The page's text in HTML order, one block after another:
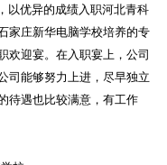
以优异的成绩入职河北青科
家庄新华电脑学校培养的专
欢迎宴。在入职宴上，公司
司能够努力上进，尽早独立
待遇也比较满意，有工作